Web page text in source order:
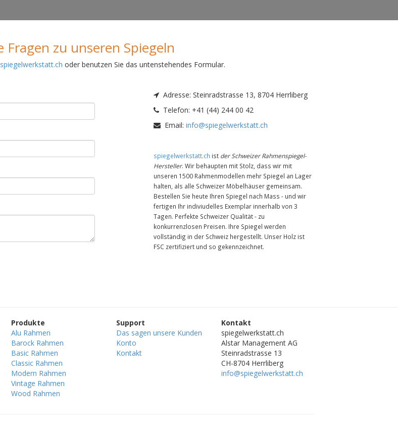
Fragen zu unseren Spiegeln
oder benutzen Sie das untenstehendes Formular.
Adresse: Steinradstrasse 13, 8704 Herrliberg
Telefon: +41 (44) 244 00 42
Email: info@spiegelwerkstatt.ch
spiegelwerkstatt.ch ist der Schweizer Rahmenspiegel-
Hersteller. Wir behaupten mit Stolz, dass wir mit
unseren 1500 Rahmenmodellen mehr Spiegel an Lager
halten, als alle Schweizer Möbelhäuser gemeinsam.
Bestellen Sie heute Ihren Spiegel nach Mass - und wir
fertigen Ihr indiviudelles Exemplar innerhalb von 3
Tagen. Perfekte Schweizer Qualität - zu
konkurrenzlosen Preisen. Ihre Spiegel werden
vollständig in der Schweiz hergestellt. Unser Holz ist
FSC zertifiziert und so gekennzeichnet.
Produkte
Alu Rahmen
Barock Rahmen
Basic Rahmen
Classic Rahmen
Modern Rahmen
Vintage Rahmen
Wood Rahmen
Support
Das sagen unsere Kunden
Konto
Kontakt
Kontakt
spiegelwerkstatt.ch
Alstar Management AG
Steinradstrasse 13
CH-8704 Herrliberg
info@spiegelwerkstatt.ch